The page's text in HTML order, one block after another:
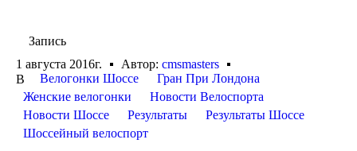
Запись
1 августа 2016г.
Автор: cmsmasters
В
Велогонки Шоссе
Гран При Лондона
Женские велогонки
Новости Велоспорта
Новости Шоссе
Результаты
Результаты Шоссе
Шоссейный велоспорт